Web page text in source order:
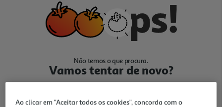
Não temos o que procura.
Vamos tentar de novo?
Ao clicar em "Aceitar todos os cookies", concorda com o